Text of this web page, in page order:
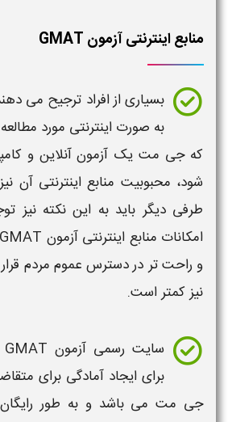
منابع اینترنتی آزمون GMAT
بسیاری از افراد ترجیح می
به صورت اینترنتی مورد
کهجی متیک آزمونآنلاین و
شود، محبوبیت منابع اینترنتیآن
طرفی دیگر باید به این نکته نیز
امکانات منابع اینترنتی آزمون GMAT
و راحت تر در دسترس عموم مردم
نیز کمتر است.
سایت رسمیآزمون GMAT
برای ایجاد آمادگی برای
جی متمی باشد و به طور رایگان